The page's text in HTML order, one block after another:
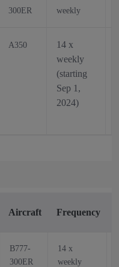
300ER
weekly
A350
14 x
weekly
(starting
Sep 1,
2024)
Aircraft Frequency
B777-
300ER
14 x
weekly